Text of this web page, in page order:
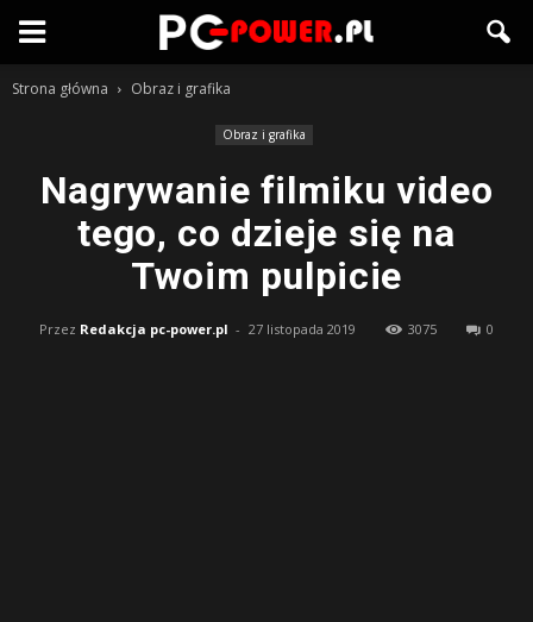
Strona główna Obraz i grafika
Obraz i grafika
Nagrywanie filmiku video
tego, co dzieje się na
Twoim pulpicie
Przez Redakcja pc-power.pl - 27 listopada 2019 3075 0